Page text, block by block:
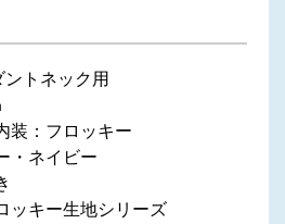
トネック用
装：フロッキー
・ネイビー
ッキー生地シリーズ